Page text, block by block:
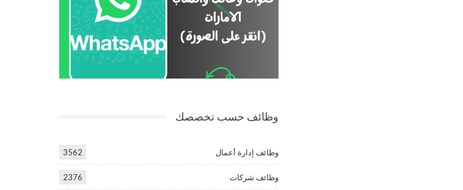
وظائف حسب تخصصك
وظائف إدارة أعمال 3562
وظائف شركات 2376